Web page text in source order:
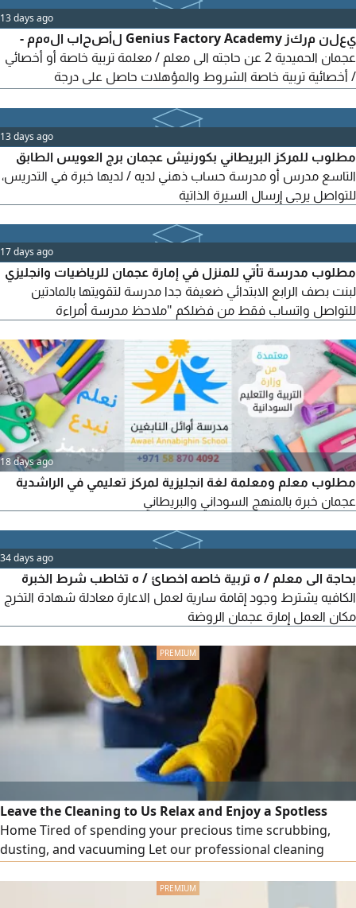
13 days ago
يعلن مركز Genius Factory Academy لأصحاب الهمم -
عجمان الحميدية 2 عن حاجته الى معلم / معلمة تربية خاصة أو أخصائي
/ أخصائية تربية خاصة الشروط والمؤهلات حاصل على درجة
يفضل الحاصلون على شهادة ABAT سارية المفعول أو اتمام دورة
تحليل السلوك التطبيقي (ABA) بحد أدنى 40 ساعة تدريبية. يفضل
وجود خبرة في التعامل مع الاطفال وأصحاب الهمم وتطبيق برامج
13 days ago
مطلوب للمركز البريطاني بكورنيش عجمان برج العويس الطابق
التاسع مدرس أو مدرسة حساب ذهني لديه / لديها خبرة في التدريس،
للتواصل يرجى إرسال السيرة الذاتية
17 days ago
مطلوب مدرسة تأتي للمنزل في إمارة عجمان للرياضيات وانجليزي
لبنت بصف الرابع الابتدائي ضعيفة جدا مدرسة لتقويتها بالمادتين
للتواصل واتساب فقط من فضلكم "ملاحظ مدرسة أمراءة
18 days ago
مطلوب معلم ومعلمة لغة انجليزية لمركز تعليمي في الراشدية
عجمان خبرة بالمنهج السوداني والبريطاني
34 days ago
بحاجة الى معلم / ه تربية خاصه اخصائ / ه تخاطب شرط الخبرة
الكافيه يشترط وجود إقامة سارية لعمل الاعارة معادلة شهادة التخرج
مكان العمل إمارة عجمان الروضة
Leave the Cleaning to Us Relax and Enjoy a Spotless
Home Tired of spending your precious time scrubbing,
dusting, and vacuuming Let our professional cleaning
bathrooms, we’ ve got it covered Keep your office space